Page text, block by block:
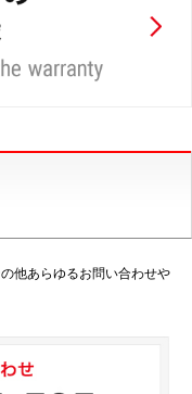
他あらゆるお問い合わせや